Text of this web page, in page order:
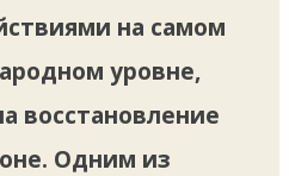
на самом
уровне,
восстановление
Одним из